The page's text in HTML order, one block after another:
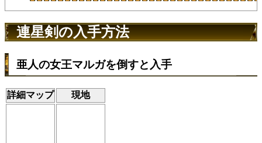
連星剣の入手方法
亜人の女王マルガを倒すと入手
詳細マップ 現地